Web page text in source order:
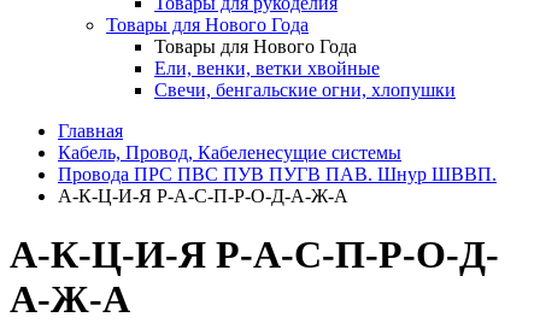
Товары для Нового Года
Товары для Нового Года
Ели, венки, ветки хвойные
Свечи, бенгальские огни, хлопушки
Главная
Кабель, Провод, Кабеленесущие системы
Провода ПРС ПВС ПУВ ПУГВ ПАВ. Шнур ШВВП.
А-К-Ц-И-Я Р-А-С-П-Р-О-Д-А-Ж-А
А-К-Ц-И-Я Р-А-С-П-Р-О-Д-
А-Ж-А